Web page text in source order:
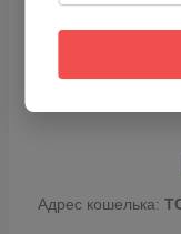
Адрес кошелька: